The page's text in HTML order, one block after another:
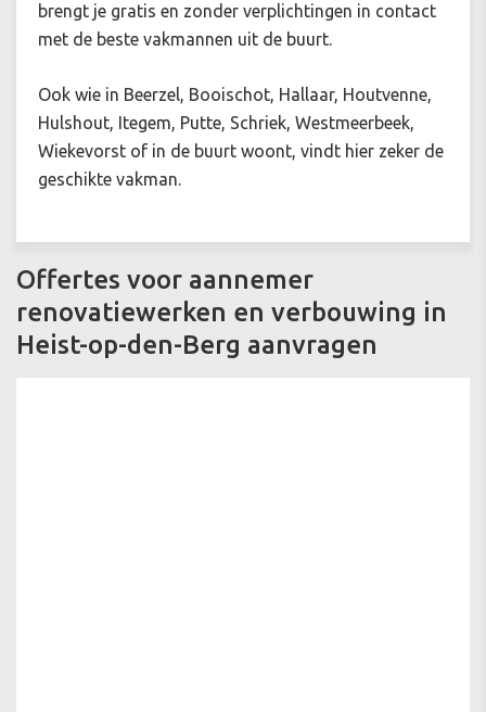
brengt je gratis en zonder verplichtingen in contact
met de beste vakmannen uit de buurt.
Ook wie in Beerzel, Booischot, Hallaar, Houtvenne,
Hulshout, Itegem, Putte, Schriek, Westmeerbeek,
Wiekevorst of in de buurt woont, vindt hier zeker de
geschikte vakman.
Offertes voor aannemer
renovatiewerken en verbouwing in
Heist-op-den-Berg aanvragen